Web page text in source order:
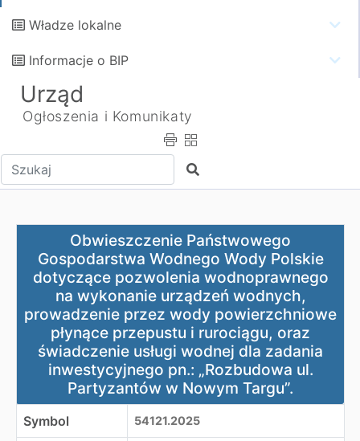
Władze lokalne
Informacje o BIP
Urząd
Ogłoszenia i Komunikaty
Wpisz tekst do wyszukania Szukaj
Obwieszczenie Państwowego Gospodarstwa
Obwieszczenie Państwowego
Gospodarstwa Wodnego Wody Polskie
dotyczące pozwolenia wodnoprawnego
na wykonanie urządzeń wodnych,
prowadzenie przez wody powierzchniowe
płynące przepustu i rurociągu, oraz
świadczenie usługi wodnej dla zadania
inwestycyjnego pn.: „Rozbudowa ul.
Partyzantów w Nowym Targu”.
Symbol 54121.2025